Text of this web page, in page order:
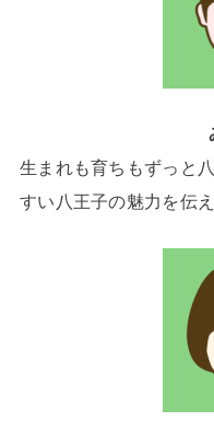
生まれも育ちもずっと
すい八王子の魅力を伝え